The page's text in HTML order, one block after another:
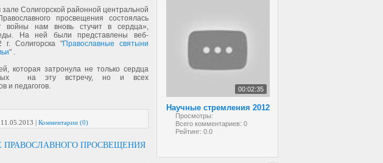
00:02:35
Научные стремления 2012
Просмотры:
Всего комментариев: 0
Рейтинг: 0.0
зале Солигорской районной центральной
просвещения состоялась
войны нам вновь стучит в сердца»,
На ней были представлены веб-
Солигорска "Православные святыни
" .
которая затронула не только сердца
на эту встречу, но и всех
и педагогов.
11.05.2013 | Комментарии (0)
ПРАВОСЛАВНОГО ПРОСВЕЩЕНИЯ